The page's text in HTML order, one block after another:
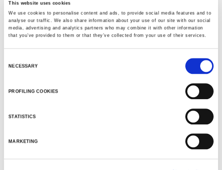
This website uses cookies
We use cookies to personalise content and ads, to provide social media features and to
analyse our traffic. We also share information about your use of our site with our social
media, advertising and analytics partners who may combine it with other information
that you’ve provided to them or that they’ve collected from your use of their services.
NECESSARY
PROFILING COOKIES
STATISTICS
MARKETING
Health & Safety - Approvals - Various - PVC
TAPE VINYL TAPE DUCT TAPE - POL
K-FLEX ACCESSORIES - GDANSKI
UNIWERSYTET MEDYCZNY - Internal method
Health & Safety - Approvals - Various - BUTYL
TAPE, CONGLOMERATE TAPE - POL